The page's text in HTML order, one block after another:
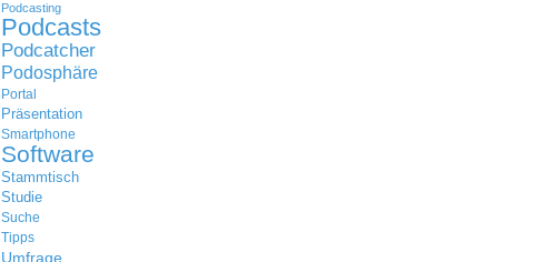
Podcasting
Podcasts
Podcatcher
Podosphäre
Portal
Präsentation
Smartphone
Software
Stammtisch
Studie
Suche
Tipps
Umfrage